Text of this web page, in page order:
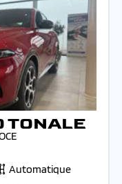
TONALE
Automatique